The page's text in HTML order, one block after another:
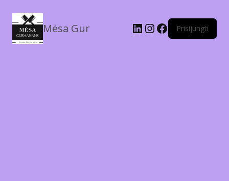
Mėsa Gur Prisijungti